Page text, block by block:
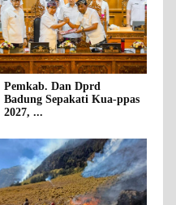
Pemkab. Dan Dprd
Badung Sepakati Kua-ppas
2027, ...